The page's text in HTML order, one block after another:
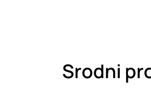
Srodni